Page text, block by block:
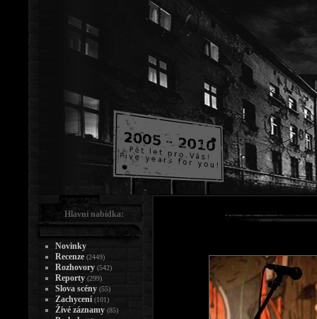
Hlavní nabídka:
Novinky
Recenze (2449)
Rozhovory (542)
Reporty (299)
Slova scény (55)
Zachycení (101)
Živé záznamy (85)